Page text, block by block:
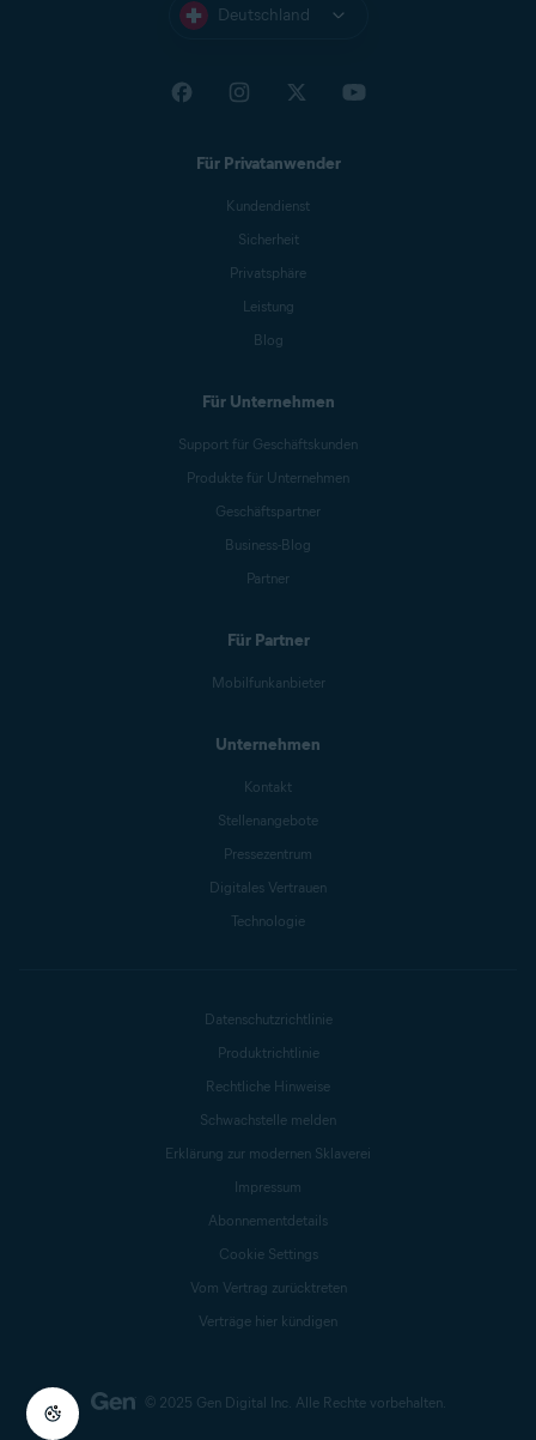
Deutschland
Für Privatanwender
Kundendienst
Sicherheit
Privatsphäre
Leistung
Blog
Für Unternehmen
Support für Geschäftskunden
Produkte für Unternehmen
Geschäftspartner
Business-Blog
Partner
Für Partner
Mobilfunkanbieter
Unternehmen
Kontakt
Stellenangebote
Pressezentrum
Digitales Vertrauen
Technologie
© 2025 Gen Digital Inc. Alle Rechte vorbehalten.
Datenschutzrichtlinie
Produktrichtlinie
Rechtliche Hinweise
Schwachstelle melden
Erklärung zur modernen Sklaverei
Impressum
Abonnementdetails
Cookie Settings
Vom Vertrag zurücktreten
Verträge hier kündigen